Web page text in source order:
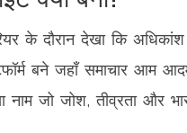
के दौरान देखा कि
बने जहाँ समाचार आम
जो जोश, तीव्रता और